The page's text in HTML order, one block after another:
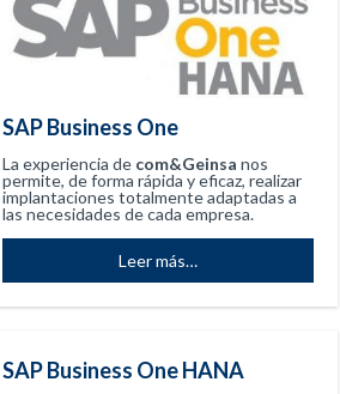
SAP Business One
La experiencia de com&Geinsa nos
permite, de forma rápida y eficaz, realizar
implantaciones totalmente adaptadas a
las necesidades de cada empresa.
Leer más…
SAP Business One HANA